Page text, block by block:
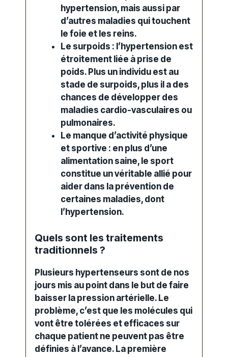
hypertension, mais aussi par
d’autres maladies qui touchent
le foie et les reins.
Le surpoids : l’hypertension est
étroitement liée à prise de
poids. Plus un individu est au
stade de surpoids, plus il a des
chances de développer des
maladies cardio-vasculaires ou
pulmonaires.
Le manque d’activité physique
et sportive : en plus d’une
alimentation saine, le sport
constitue un véritable allié pour
aider dans la prévention de
certaines maladies, dont
l’hypertension.
Quels sont les traitements
traditionnels ?
Plusieurs hypertenseurs sont de nos
jours mis au point dans le but de faire
baisser la pression artérielle. Le
problème, c’est que les molécules qui
vont être tolérées et efficaces sur
chaque patient ne peuvent pas être
définies à l’avance. La première